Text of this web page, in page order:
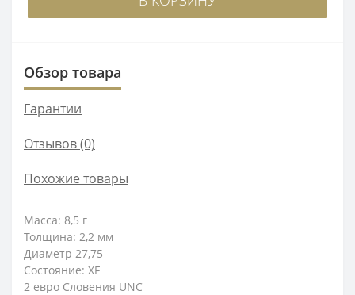
Обзор товара
Гарантии
Отзывов (0)
Похожие товары
Масса: 8,5 г
Толщина: 2,2 мм
Диаметр 27,75
Состояние: XF
2 евро Словения UNC